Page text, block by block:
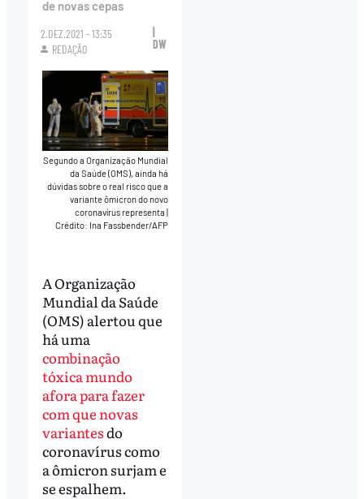
de novas cepas
2.DEZ.2021 - 13:35
REDAÇÃO
DW
Segundo a Organização Mundial
da Saúde (OMS), ainda há
dúvidas sobre o real risco que a
variante ômicron do novo
coronavírus representa|
Crédito: Ina Fassbender/AFP
A Organização
Mundial da Saúde
(OMS) alertou que
há uma
combinação
tóxica mundo
afora para fazer
com que novas
variantesdo
coronavírus como
a ômicron surjam e
se espalhem.